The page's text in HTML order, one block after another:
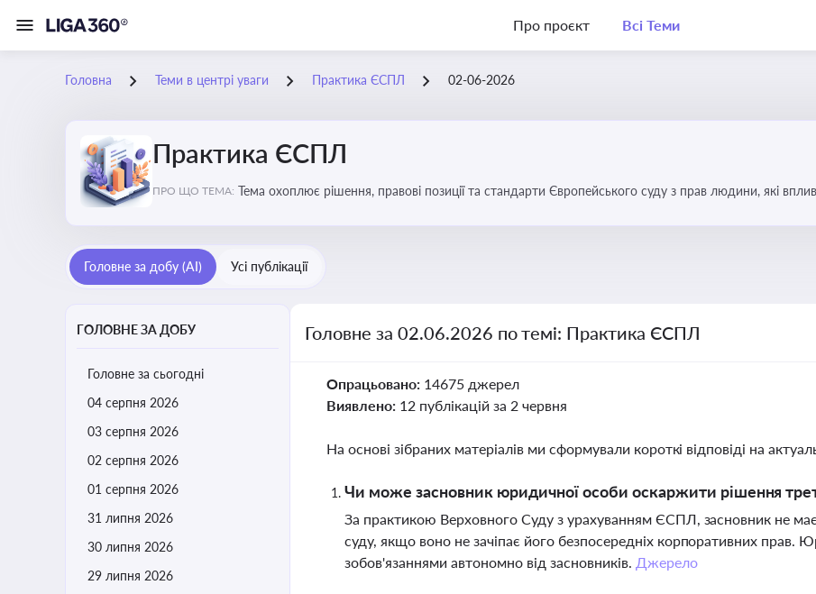
Про проєкт Всі Теми
Головна Теми в центрі уваги Практика ЄСПЛ 02-06-2026
Практика ЄСПЛ
ПРО ЩО ТЕМА: Тема охоплює рішення, правові позиції та стандарти Європейського суду з прав людини, які
Головне за добу (AI) Усі публікації
ГОЛОВНЕ ЗА ДОБУ
Головне за сьогодні
04 серпня 2026
03 серпня 2026
02 серпня 2026
01 серпня 2026
31 липня 2026
30 липня 2026
29 липня 2026
Головне за 02.06.2026 по темі: Практика ЄСПЛ
Опрацьовано: 14675 джерел
Виявлено: 12 публікацій за 2 червня
На основі зібраних матеріалів ми сформували короткі відповіді на
Чи може засновник юридичної особи оскаржити рішення
За практикою Верховного Суду з урахуванням ЄСПЛ, засновник не
суду, якщо воно не зачіпає його безпосередніх корпоративних прав.
зобов'язаннями автономно від засновників. Джерело